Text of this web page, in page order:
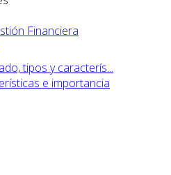
Financiera
tipos y caracterís...
e importancia